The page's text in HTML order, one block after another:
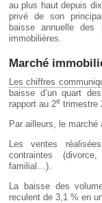
au plus haut depuis
privé de son
baisse annuelle
immobilières.
Marché
Les chiffres
baisse d’un quart
rapport au 2e trimestre
Par ailleurs, le marché
Les ventes
contraintes
familial…).
La baisse des
reculent de 3,1 % en